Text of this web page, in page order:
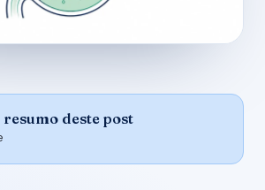
resumo deste post